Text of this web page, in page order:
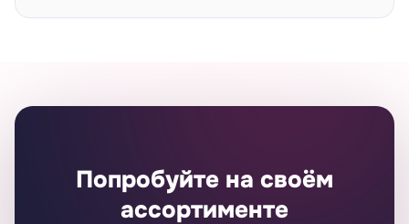
Попробуйте на своём
ассортименте